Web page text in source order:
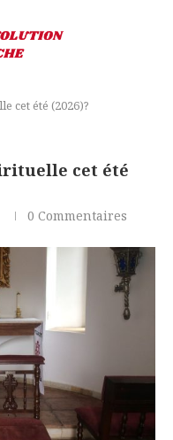
cet été (2026)?
cet été
0 Commentaires